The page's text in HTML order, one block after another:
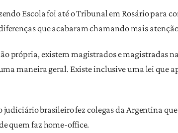
Escola foi até o Tribunal em Rosário para
que acabaram chamando mais
própria, existem magistrados e magistradas
maneira geral. Existe inclusive uma lei que
brasileiro fez colegas da Argentina
quem faz home-office.